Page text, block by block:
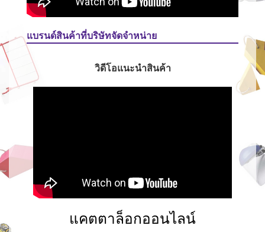
แบรนด์สินค้าที่บริษัทจัดจำหน่าย
วิดีโอแนะนำสินค้า
แคตตาล็อกออนไลน์